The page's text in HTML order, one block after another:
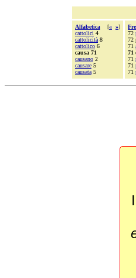
Alfabetica [« »]
cattolici 4
cattolicità 8
cattolico 6
causa 71
causano 2
causare 5
causata 5
72
72
71
71
71
71
71